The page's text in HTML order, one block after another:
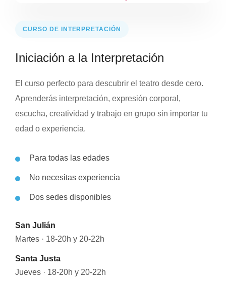
CURSO DE INTERPRETACIÓN
Iniciación a la Interpretación
El curso perfecto para descubrir el teatro desde cero.
Aprenderás interpretación, expresión corporal,
escucha, creatividad y trabajo en grupo sin importar tu
edad o experiencia.
Para todas las edades
No necesitas experiencia
Dos sedes disponibles
San Julián
Martes · 18-20h y 20-22h
Santa Justa
Jueves · 18-20h y 20-22h